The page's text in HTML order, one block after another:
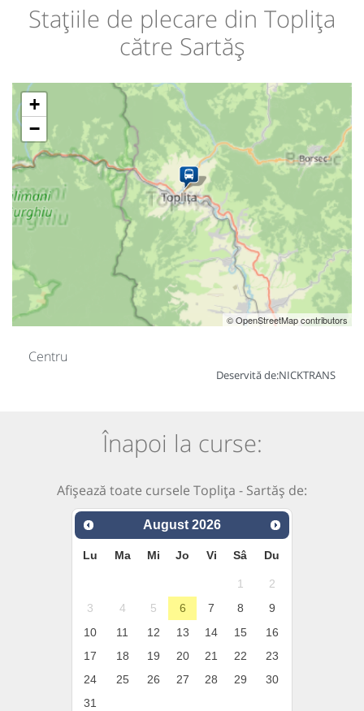
Stațiile de plecare din Toplița
către Sartăș
+
−
© OpenStreetMap contributors
Centru
Deservită de:NICKTRANS
Înapoi la curse:
Afișează toate cursele Toplița - Sartăș de:
August 2026
Lu Ma Mi Jo Vi Sâ Du
1
2
3
4 5 6 7 8
9
10
11 12 13 14 15
16
17
18 19 20 21 22
23
24
25 26 27 28 29
30
31